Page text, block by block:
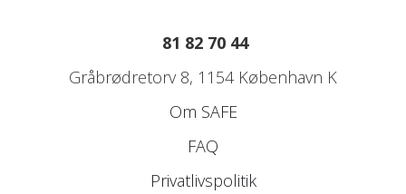
81 82 70 44
Gråbrødretorv 8, 1154 København K
Om SAFE
FAQ
Privatlivspolitik